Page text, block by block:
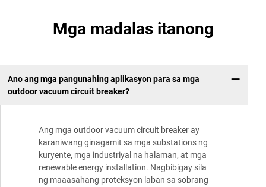
Mga madalas itanong
Ano ang mga pangunahing aplikasyon para sa mga
outdoor vacuum circuit breaker?
Ang mga outdoor vacuum circuit breaker ay
karaniwang ginagamit sa mga substations ng
kuryente, mga industriyal na halaman, at mga
renewable energy installation. Nagbibigay sila
ng maaasahang proteksyon laban sa sobrang